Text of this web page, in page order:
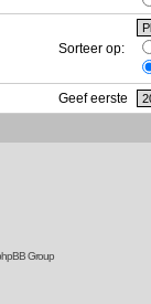
Sorteer op:
Geef eerste
Group